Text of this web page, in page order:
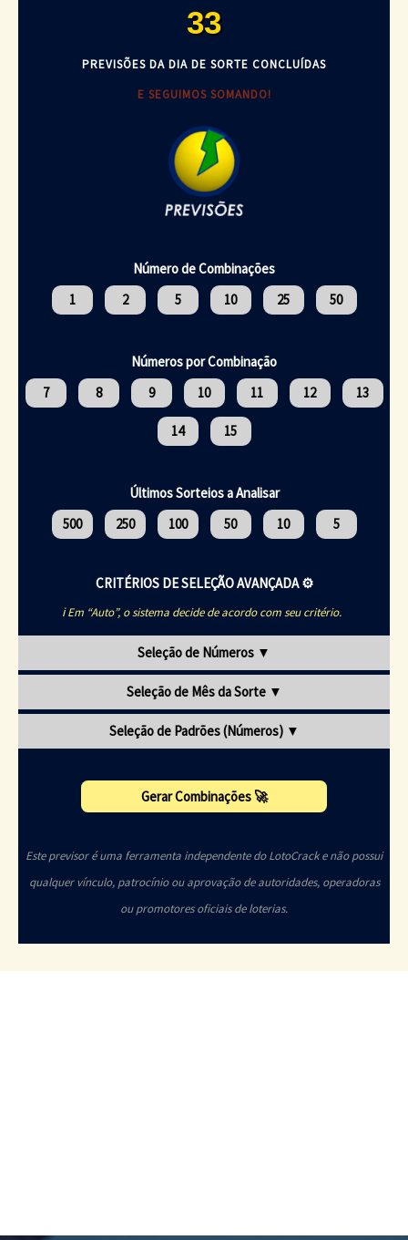
33
PREVISÕES DA DIA DE SORTE CONCLUÍDAS
E SEGUIMOS SOMANDO!
Número de Combinações
1
2 5 10 25 50
Números por Combinação
7
8 9 10 11 12 13
14 15
Últimos Sorteios a Analisar
500
250 100 50 10 5
CRITÉRIOS DE SELEÇÃO AVANÇADA ⚙️
ℹ️ Em “Auto”, o sistema decide de acordo com seu critério.
Seleção de Números ▼
Seleção de Mês da Sorte ▼
Seleção de Padrões (Números) ▼
Este previsor é uma ferramenta independente do LotoCrack e não possui
qualquer vínculo, patrocínio ou aprovação de autoridades, operadoras
ou promotores oficiais de loterias.